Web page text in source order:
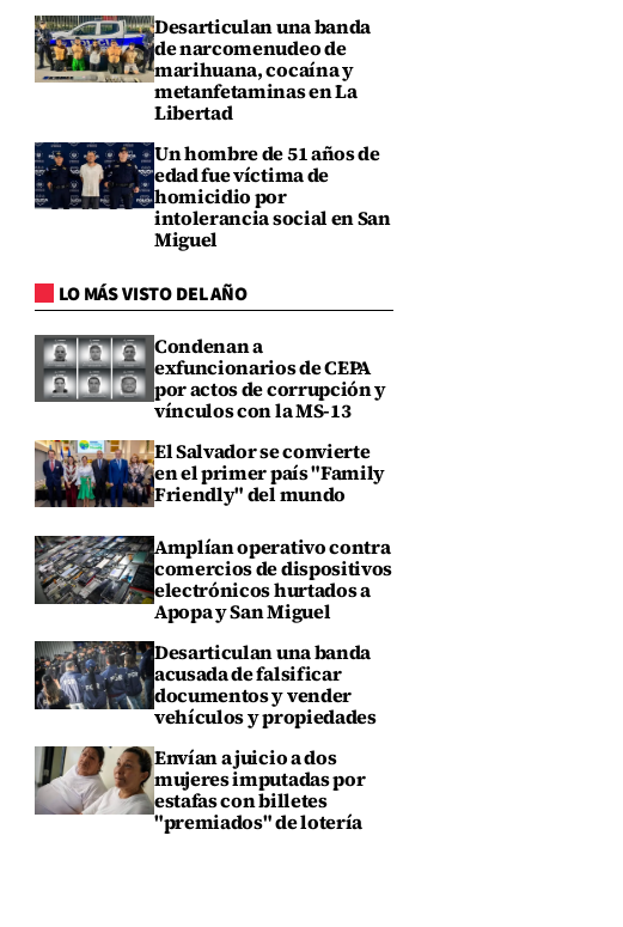
Desarticulan una banda
de narcomenudeo de
marihuana, cocaína y
metanfetaminas en La
Libertad
Un hombre de 51 años de
edad fue víctima de
homicidio por
intolerancia social en San
Miguel
LO MÁS VISTO DEL AÑO
Condenan a
exfuncionarios de CEPA
por actos de corrupción y
vínculos con la MS-13
El Salvador se convierte
en el primer país "Family
Friendly" del mundo
Amplían operativo contra
comercios de dispositivos
electrónicos hurtados a
Apopa y San Miguel
Desarticulan una banda
acusada de falsificar
documentos y vender
vehículos y propiedades
Envían a juicio a dos
mujeres imputadas por
estafas con billetes
"premiados" de lotería